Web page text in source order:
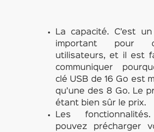
La capacité. C’est
important pour
utilisateurs, et il est
communiquer
clé USB de 16 Go est
qu’une des 8 Go. Le
étant bien sûr le prix.
Les
pouvez précharger